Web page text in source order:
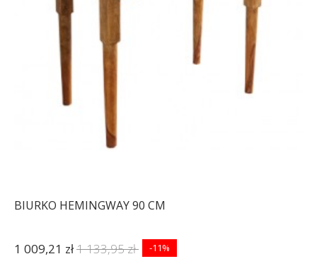
580,88 zł717,13 zł 580,88 zł 717,13 zł
BIURKO HEMINGWAY 90 CM
1 009,21 zł1 133,95 zł -11%